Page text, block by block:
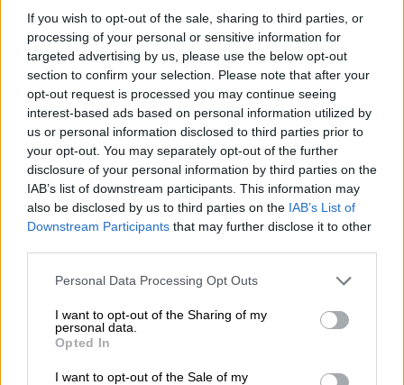
If you wish to opt-out of the sale, sharing to third parties, or
processing of your personal or sensitive information for
targeted advertising by us, please use the below opt-out
section to confirm your selection. Please note that after your
opt-out request is processed you may continue seeing
interest-based ads based on personal information utilized by
us or personal information disclosed to third parties prior to
your opt-out. You may separately opt-out of the further
disclosure of your personal information by third parties on the
IAB’s list of downstream participants. This information may
also be disclosed by us to third parties on the IAB’s List of
Downstream Participants that may further disclose it to other
Please note that this website/app uses one or more Google
not limited to your visit or usage behaviour. You may click to
grant or deny consent to Google and its third-party tags to
use your data for below specified purposes in below Google
consent section.
Personal Data Processing Opt Outs
I want to opt-out of the Sharing of my
personal data.
Opted In
I want to opt-out of the Sale of my
Στο στιγμιότυπο που αναρτήθηκε στα μέσα
κοινωνικής δικτύωσης, η Wednesday
εμφανίζεται να στέκεται δίπλα σε μια
μοτοσικλέτα κάτω από τον Πύργο του
'Αιφελ, στο Παρίσι κρατώντας μερικά φύλλα
χαρτού και έχοντας το χαρακτηριστικό της
βλέμμα. Επίσης, διακρίνεται το «the thing»
(Βίκτορ Ντορομπάντου), το ασώματο χέρι
και αναπόσπαστο μέλος της οικογένειας
'Ανταμς να βρίσκεται πάνω στη μοτοσικλέτα.
λεζάντα της ανάρτησης.
From Paris, with dread.
pic.twitter.com/vyucpce8D7